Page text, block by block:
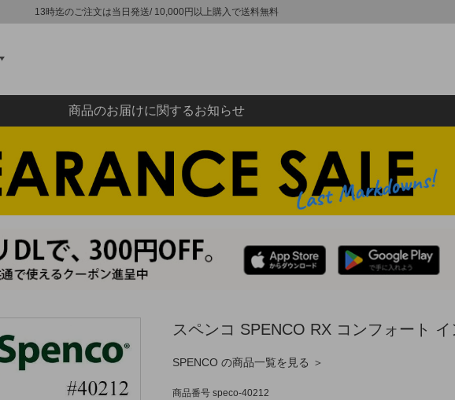
13時迄のご注文は当日発送/ 10,000円以上購入で送料無料
商品のお届けに関するお知らせ
スペンコ SPENCO RX コンフォート
SPENCO の商品一覧を見る ＞
商品番号 speco-40212